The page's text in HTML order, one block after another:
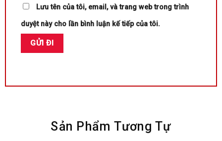
Lưu tên của tôi, email, và trang web trong trình
duyệt này cho lần bình luận kế tiếp của tôi.
Sản Phẩm Tương Tự